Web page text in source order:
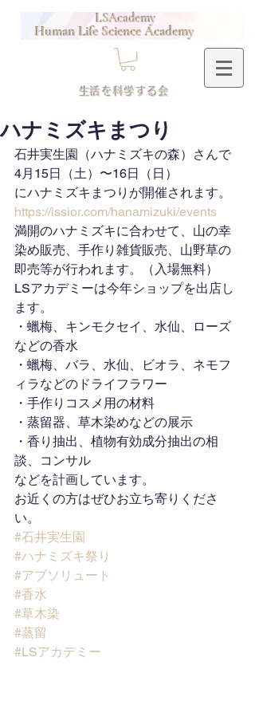
Human Life Science Academy
LSAcademy
​生活を科学する会
ハナミズキまつり
石井実生園（ハナミズキの森）さんで
4月15日（土）〜16日（日）
にハナミズキまつりが開催されます。
https://issior.com/hanamizuki/events
満開のハナミズキに合わせて、山の幸
染め販売、手作り雑貨販売、山野草の
即売等が行われます。（入場無料）
LSアカデミーは今年ショップを出店し
ます。
・蠟梅、キンモクセイ、水仙、ローズ
などの香水
・蠟梅、バラ、水仙、ビオラ、ネモフ
ィラなどのドライフラワー
・手作りコスメ用の材料
・蒸留器、草木染めなどの展示
・香り抽出、植物有効成分抽出の相
談、コンサル
などを計画しています。
お近くの方はぜひお立ち寄りくださ
い。
#石井実生園
#ハナミズキ祭り
#アブソリュート
#香水
#草木染
#蒸留
#LSアカデミー